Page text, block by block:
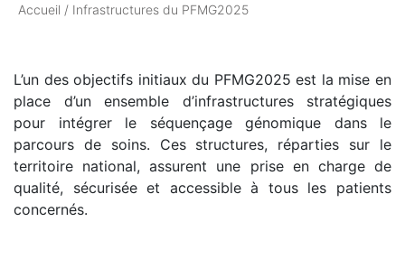
Accueil / Infrastructures du PFMG2025
L’un des objectifs initiaux du PFMG2025 est la mise en
place d’un ensemble d’infrastructures stratégiques
pour intégrer le séquençage génomique dans le
parcours de soins. Ces structures, réparties sur le
territoire national, assurent une prise en charge de
qualité, sécurisée et accessible à tous les patients
concernés.